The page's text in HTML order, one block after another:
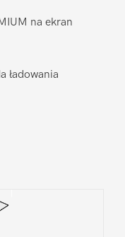
na ekran
ładowania